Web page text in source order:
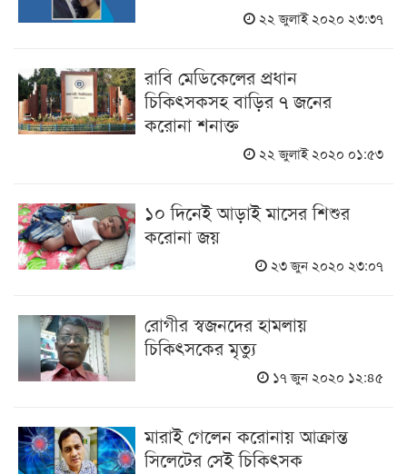
২২ জুলাই ২০২০ ২৩:৩৭
রাবি মেডিকেলের প্রধান
চিকিৎসকসহ বাড়ির ৭ জনের
করোনা শনাক্ত
২২ জুলাই ২০২০ ০১:৫৩
১০ দিনেই আড়াই মাসের শিশুর
করোনা জয়
২৩ জুন ২০২০ ২৩:০৭
রোগীর স্বজনদের হামলায়
চিকিৎসকের মৃত্যু
১৭ জুন ২০২০ ১২:৪৫
মারাই গেলেন করোনায় আক্রান্ত
সিলেটের সেই চিকিৎসক